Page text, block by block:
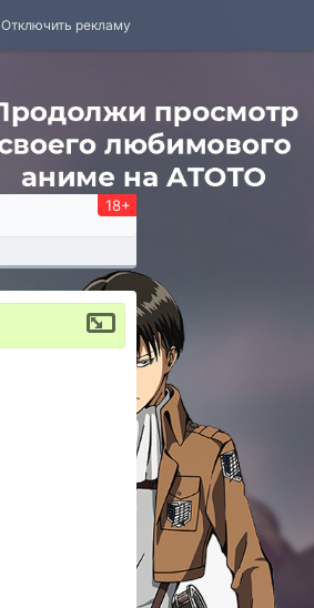
Отключить рекламу
18+